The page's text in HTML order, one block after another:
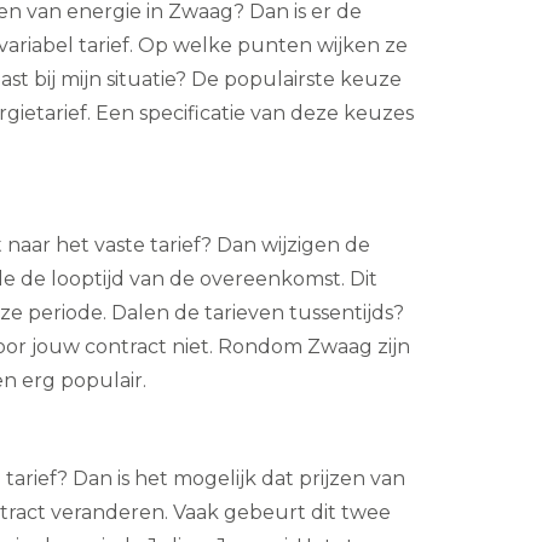
van energie in Zwaag? Dan is er de
tarief. Op welke punten wijken ze
bij mijn situatie? De populairste keuze
Een specificatie van deze keuzes
het vaste tarief? Dan wijzigen de
de looptijd van de overeenkomst. Dit
periode. Dalen de tarieven tussentijds?
jouw contract niet. Rondom Zwaag zijn
erg populair.
tarief? Dan is het mogelijk dat prijzen van
veranderen. Vaak gebeurt dit twee